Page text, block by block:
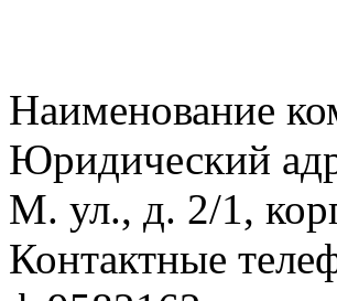
Наименование
Юридический
М. ул., д. 2/1,
Контактные